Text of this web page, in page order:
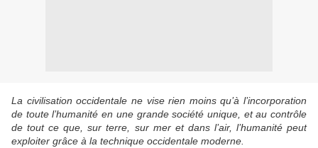
La civilisation occidentale ne vise rien moins qu’à l’incorporation
de toute l’humanité en une grande société unique, et au contrôle
de tout ce que, sur terre, sur mer et dans l’air, l’humanité peut
exploiter grâce à la technique occidentale moderne.